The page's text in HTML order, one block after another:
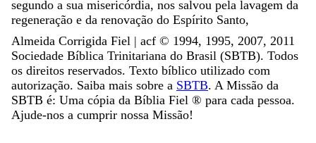
segundo a sua misericórdia, nos salvou pela lavagem da
regeneração e da renovação do Espírito Santo,
Almeida Corrigida Fiel | acf ©️ 1994, 1995, 2007, 2011
Sociedade Bíblica Trinitariana do Brasil (SBTB). Todos
os direitos reservados. Texto bíblico utilizado com
autorização. Saiba mais sobre a SBTB. A Missão da
SBTB é: Uma cópia da Bíblia Fiel ®️ para cada pessoa.
Ajude-nos a cumprir nossa Missão!